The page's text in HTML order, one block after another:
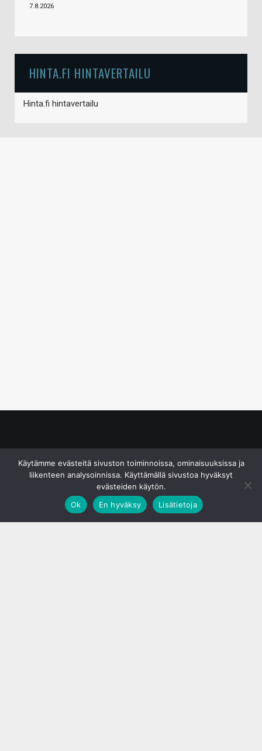
7.8.2026
HINTA.FI HINTAVERTAILU
Hinta.fi hintavertailu
Käytämme evästeitä sivuston toiminnoissa, ominaisuuksissa ja
liikenteen analysoinnissa. Käyttämällä sivustoa hyväksyt
evästeiden käytön.
Ok
En hyväksy Lisätietoja